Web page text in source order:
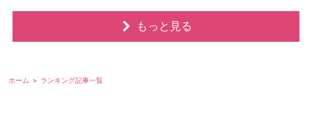
もっと見る
ホーム ランキング記事一覧